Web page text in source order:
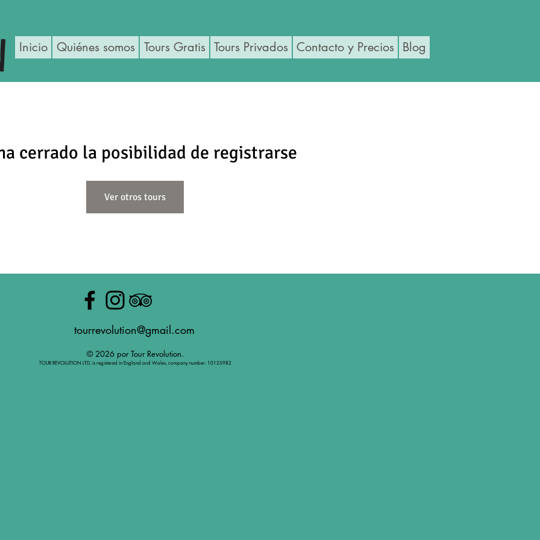
Inicio Quiénes somos Tours Gratis Tours Privados Contacto y Precios Blog
cerrado la posibilidad de registrarse
Ver otros tours
tourrevolution@gmail.com
© 2026 por Tour Revolution.
TOUR REVOLUTION LTD. is registered in England and Wales, company number: 10125982